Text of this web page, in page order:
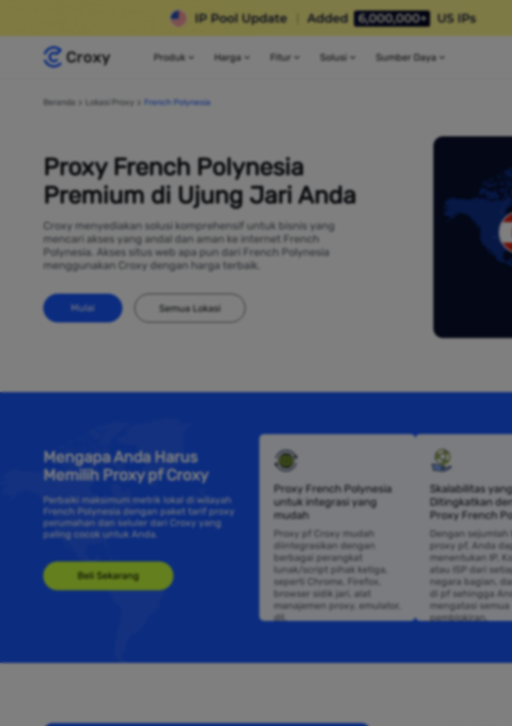
Produk Harga Fitur Solusi Sumber Daya
Beranda Lokasi Proxy French Polynesia
Proxy French Polynesia
Premium di Ujung Jari Anda
Croxy menyediakan solusi komprehensif untuk bisnis yang
mencari akses yang andal dan aman ke internet French
Polynesia. Akses situs web apa pun dari French Polynesia
menggunakan Croxy dengan harga terbaik.
Mulai Semua Lokasi
Mengapa Anda Harus
Memilih Proxy pf Croxy
Perbaiki maksimum metrik lokal di wilayah
French Polynesia dengan paket tarif proxy
perumahan dan seluler dari Croxy yang
paling cocok untuk Anda.
Beli Sekarang
Proxy French Polynesia
untuk integrasi yang
mudah
Proxy pf Croxy mudah
diintegrasikan dengan
berbagai perangkat
lunak/script pihak ketiga,
seperti Chrome, Firefox,
browser sidik jari, alat
manajemen proxy, emulator,
dll.
Skalabilitas
Ditingkatkan
Proxy French
Dengan sejumlah
proxy pf, Anda
menentukan IP,
atau ISP dari
negara bagian,
di pf sehingga
mengatasi semua
pemblokiran.